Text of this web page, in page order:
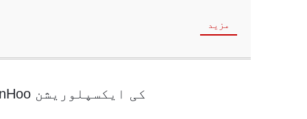
مزید
3D پرنٹنگ ٹیکنالوجی پر TronHoo کی ایکسپلوریشن